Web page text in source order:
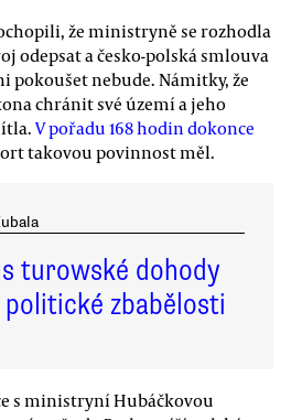
že ministryně se rozhodla
odepsat a česko-polská smlouva
pokoušet nebude. Námitky, že
chránit své území a jeho
V pořadu 168 hodin dokonce
takovou povinnost měl.
turowské dohody
zbabělosti
s ministryní Hubáčkovou